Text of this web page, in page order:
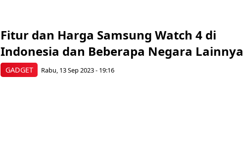
GADGET
Fitur dan Harga Samsung Watch 4 di
Indonesia dan Beberapa Negara Lainnya
Rabu, 13 Sep 2023 - 19:16